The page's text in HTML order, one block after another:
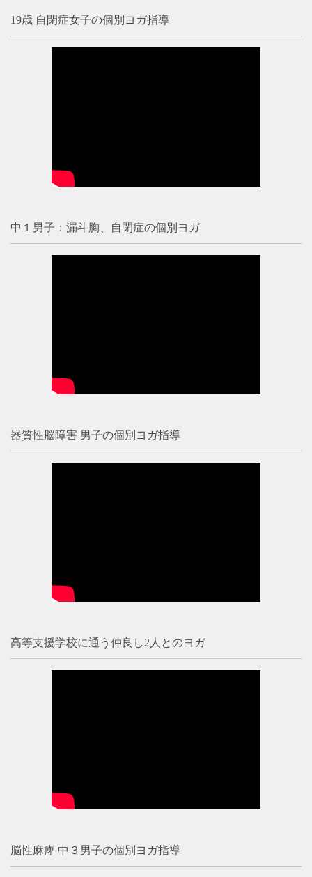
19歳 自閉症女子の個別ヨガ指導
中１男子：漏斗胸、自閉症の個別ヨガ
器質性脳障害 男子の個別ヨガ指導
高等支援学校に通う仲良し2人とのヨガ
脳性麻痺 中３男子の個別ヨガ指導